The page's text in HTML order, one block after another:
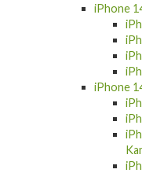
iPhone
iPhone